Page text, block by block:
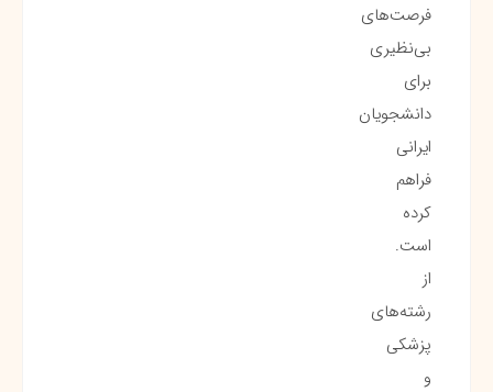
فرصت‌های
بی‌نظیری
برای
دانشجویان
ایرانی
فراهم
کرده
است.
از
رشته‌های
پزشکی
و